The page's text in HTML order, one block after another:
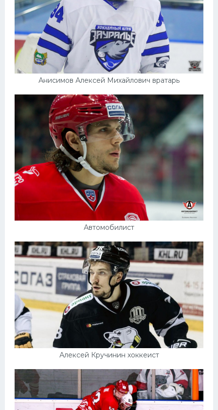
Анисимов Алексей Михайлович вратарь
Автомобилист
Алексей Кручинин хоккеист